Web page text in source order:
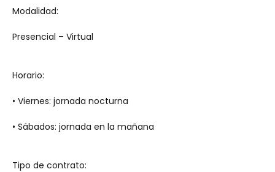
Modalidad:
Presencial – Virtual
Horario:
• Viernes: jornada nocturna
• Sábados: jornada en la mañana
Tipo de contrato: